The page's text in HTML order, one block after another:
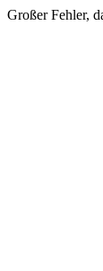
Großer Fehler,